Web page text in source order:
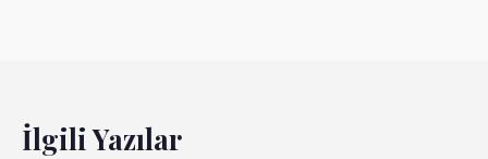
İlgili Yazılar